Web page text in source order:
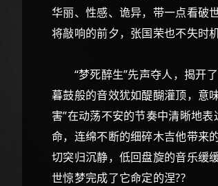
华丽、性感、诡异，带一点看破
将敲响的前夕，张国荣也不失时
“梦死醉生”先声夺人，揭开了
暮鼓般的音效犹如醍醐灌顶，意
害”在动荡不安的节奏中清晰地
命，连绵不断的细碎木吉他带来
切突归沉静，低回盘旋的音乐缓
世惊梦完成了它命定的涅??